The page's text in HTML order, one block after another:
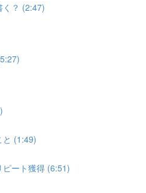
く？ (2:47)
と (1:49)
ート獲得 (6:51)